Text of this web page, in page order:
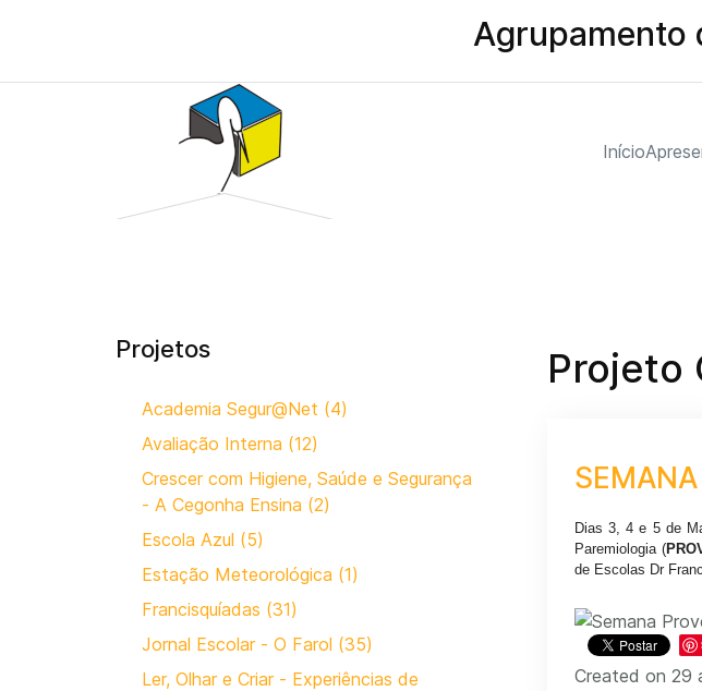
Agrupamento
Início
Projetos
Academia Segur@Net (4)
Avaliação Interna (12)
Crescer com Higiene, Saúde e Segurança
- A Cegonha Ensina (2)
Escola Azul (5)
Estação Meteorológica (1)
Francisquíadas (31)
Jornal Escolar - O Farol (35)
Ler, Olhar e Criar - Experiências de
Projeto
Dias 3, 4 e 5 de
Paremiologia (
de Escolas Dr
Created on 29